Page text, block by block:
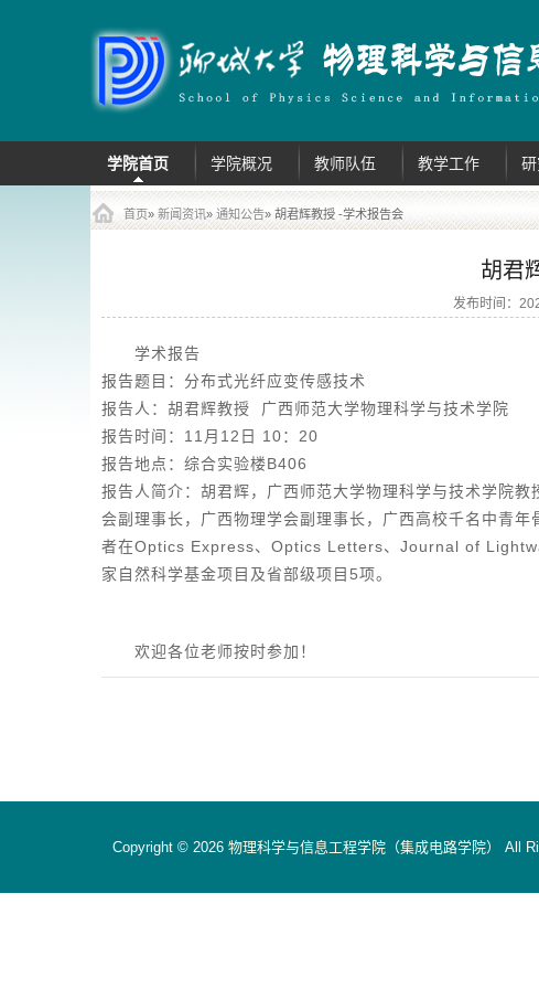
主菜单
跳到内容部分
学院首页 学院概况 教师队伍 教学工作
首页» 新闻资讯» 通知公告» 胡君辉教授 -学术报告会
胡君
发布时间：
学术报告
报告题目：分布式光纤应变传感技术
报告人：胡君辉教授 广西师范大学物理科学与技术学院
报告时间：11月12日 10：20
报告地点：综合实验楼B406
报告人简介：胡君辉，广西师范大学物理科学与技术学院
会副理事长，广西物理学会副理事长，广西高校千名中青
者在Optics Express、Optics Letters、Journal of
家自然科学基金项目及省部级项目5项。
欢迎各位老师按时参加！
Copyright © 2026 物理科学与信息工程学院（集成电路学院） All